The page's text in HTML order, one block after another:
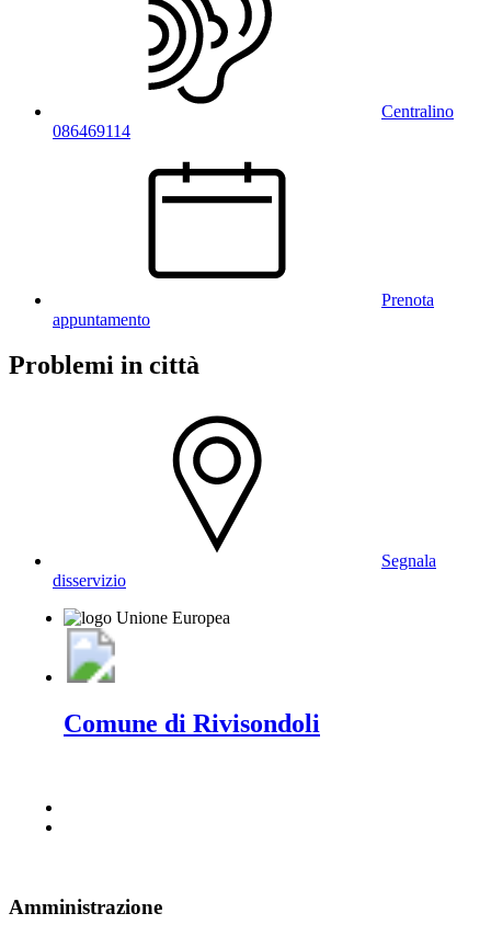
Centralino
086469114
Prenota
appuntamento
Problemi in città
Segnala
disservizio
Comune di Rivisondoli
Amministrazione